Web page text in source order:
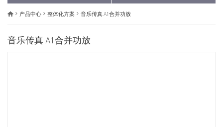
产品中心 整体化方案 音乐传真 A1合并功放
音乐传真 A1合并功放